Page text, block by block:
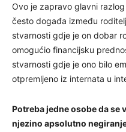
Ovo je zapravo glavni
često događa između
stvarnosti gdje je on dobar
omogućio financijsku
stvarnosti gdje je ono bilo
otpremljeno iz internata u
Potreba jedne osobe da se
njezino apsolutno